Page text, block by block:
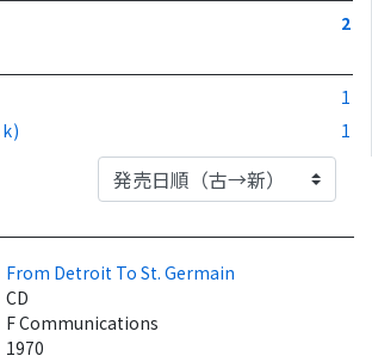
2
1
1
From Detroit To St. Germain
CD
F Communications
1970